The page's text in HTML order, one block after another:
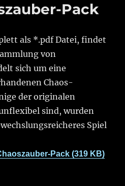
Pack
als *.pdf Datei, findet
von
sich um eine
Chaos-
der originalen
sind, wurden
Spiel
Pack (319 KB)